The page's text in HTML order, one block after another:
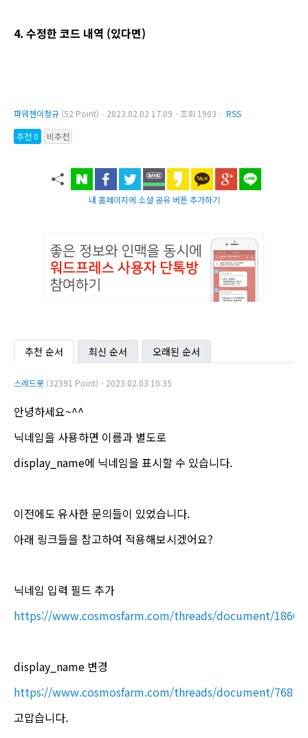
4. 수정한 코드 내역 (있다면)
파워젠이정규 (52 Point)ㆍ2023.02.02 17:09ㆍ조회 1903ㆍ RSS
추천 0
비추천
내 홈페이지에 소셜 공유 버튼 추가하기
추천 순서 최신 순서 오래된 순서
스레드봇 (32391 Point)ㆍ2023.02.03 10:35
안녕하세요~^^
닉네임을 사용하면 이름과 별도로
display_name에 닉네임을 표시할 수 있습니다.
이전에도 유사한 문의들이 있었습니다.
아래 링크들을 참고하여 적용해보시겠어요?
닉네임 입력 필드 추가
https://www.cosmosfarm.com/threads/document/18664
display_name 변경
https://www.cosmosfarm.com/threads/document/768
고맙습니다.